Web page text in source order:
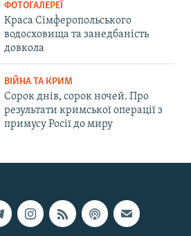
ФОТОГАЛЕРЕЇ
Краса Сімферопольського
водосховища та занедбаність
довкола
ВІЙНА ТА КРИМ
Сорок днів, сорок ночей. Про
результати кримської операції з
примусу Росії до миру